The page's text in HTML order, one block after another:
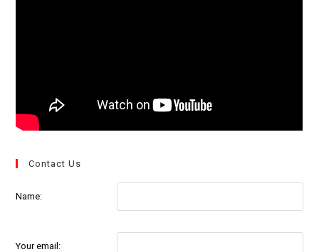
Contact Us
Name:
Your email: